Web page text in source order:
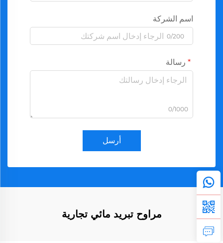
اسم الشركة
0/200
رسالة
0/1000
أرسل
مراوح تبريد مائي تجارية